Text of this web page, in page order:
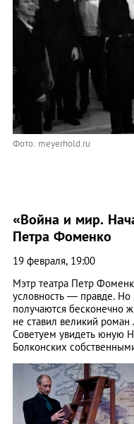
Фото: meyerhold.ru
«Война и мир.
Петра Фоменко
19 февраля, 19:00
Мэтр театра Петр
условность — правде. Но
получаются бесконечно
не ставил великий роман
Советуем увидеть юную
Болконских